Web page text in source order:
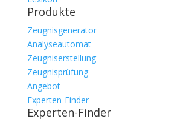
Produkte
Zeugnisgenerator
Analyseautomat
Zeugniserstellung
Zeugnisprüfung
Angebot
Experten-Finder
Experten-Finder